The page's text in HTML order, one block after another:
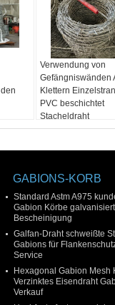
Verwendung von
Gefängniswänden
Klettern
PVC beschichtet
Stacheldraht
GABIONS-KORB
Standard Astm A975
Gabion Körbe
Bescheinigung
Galfan-Draht schweißte
Gabions für
Service
Hexagonal Gabion Mesh
Verzinktes Eisendraht
Verkauf